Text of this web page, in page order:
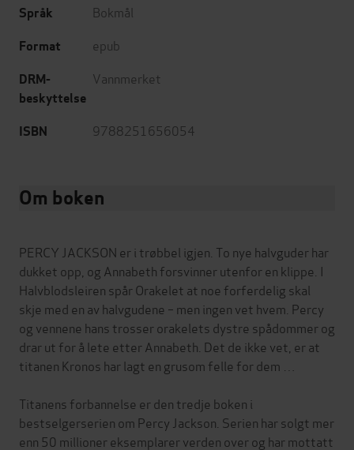
Språk Bokmål
Format epub
DRM-
beskyttelse
Vannmerket
ISBN 9788251656054
Om boken
PERCY JACKSON er i trøbbel igjen. To nye halvguder har
dukket opp, og Annabeth forsvinner utenfor en klippe. I
Halvblodsleiren spår Orakelet at noe forferdelig skal
skje med en av halvgudene – men ingen vet hvem. Percy
og vennene hans trosser orakelets dystre spådommer og
drar ut for å lete etter Annabeth. Det de ikke vet, er at
titanen Kronos har lagt en grusom felle for dem …
Titanens forbannelse er den tredje boken i
bestselgerserien om Percy Jackson. Serien har solgt mer
enn 50 millioner eksemplarer verden over og har mottatt